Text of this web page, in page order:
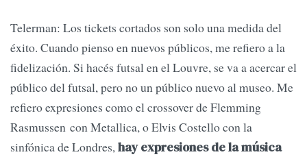
Telerman: Los tickets cortados son solo una medida del
éxito. Cuando pienso en nuevos públicos, me refiero a la
fidelización. Si hacés futsal en el Louvre, se va a acercar el
público del futsal, pero no un público nuevo al museo. Me
refiero expresiones como el crossover de Flemming
Rasmussen con Metallica, o Elvis Costello con la
sinfónica de Londres,hay expresiones de la música